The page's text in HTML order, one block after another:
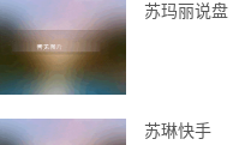
苏玛丽说盘
苏琳快手